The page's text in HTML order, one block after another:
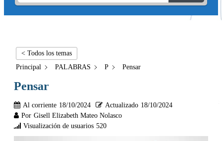
< Todos los temas
Principal
PALABRAS P Pensar
Pensar
Al corriente 18/10/2024 Actualizado 18/10/2024
Por Gisell Elizabeth Mateo Nolasco
Visualización de usuarios 520